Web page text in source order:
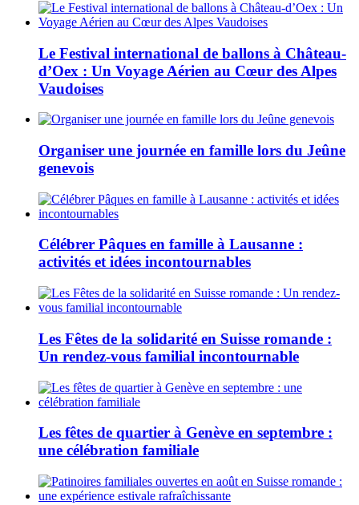
Le Festival international de ballons à Château-
d’Oex : Un Voyage Aérien au Cœur des Alpes
Vaudoises
Organiser une journée en famille lors du Jeûne
genevois
Célébrer Pâques en famille à Lausanne :
activités et idées incontournables
Les Fêtes de la solidarité en Suisse romande :
Un rendez-vous familial incontournable
Les fêtes de quartier à Genève en septembre :
une célébration familiale